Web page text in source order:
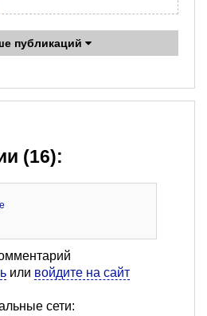
публикаций
(16):
или войдите на сайт
сети: